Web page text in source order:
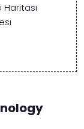
Haritası